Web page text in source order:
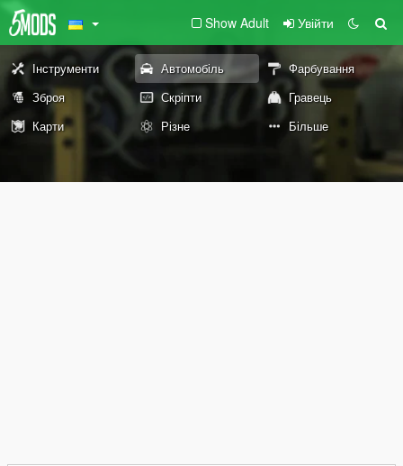
Show Adult Увійти
Інструменти Автомобіль
Фарбування
Зброя
Скріпти
Гравець
Карти
Різне Більше